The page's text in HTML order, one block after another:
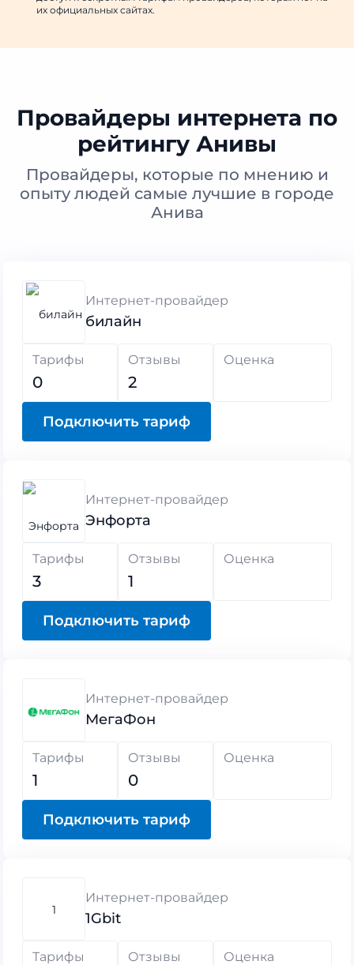
их официальных сайтах.
Провайдеры интернета по
рейтингу Анивы
Провайдеры, которые по мнению и
опыту людей самые лучшие в городе
Анива
Интернет-провайдер
билайн
Тарифы
0
Отзывы
2
Оценка
Подключить тариф
Интернет-провайдер
Энфорта
Тарифы
3
Отзывы
1
Оценка
Подключить тариф
Интернет-провайдер
МегаФон
Тарифы
1
Отзывы
0
Оценка
Подключить тариф
1
Интернет-провайдер
1Gbit
Тарифы Отзывы Оценка